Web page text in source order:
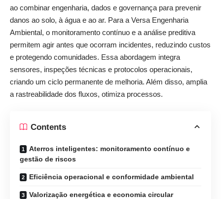
ao combinar engenharia, dados e governança para prevenir
danos ao solo, à água e ao ar. Para a Versa Engenharia
Ambiental, o monitoramento contínuo e a análise preditiva
permitem agir antes que ocorram incidentes, reduzindo custos
e protegendo comunidades. Essa abordagem integra
sensores, inspeções técnicas e protocolos operacionais,
criando um ciclo permanente de melhoria. Além disso, amplia
a rastreabilidade dos fluxos, otimiza processos.
Contents
Aterros inteligentes: monitoramento contínuo e
gestão de riscos
Eficiência operacional e conformidade ambiental
Valorização energética e economia circular